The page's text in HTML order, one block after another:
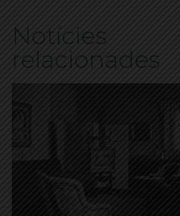
Notícies
relacionades